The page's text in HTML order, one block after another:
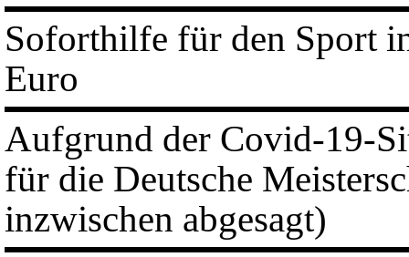
Soforthilfe für den Sport
Euro
Aufgrund der Covid-19-
für die Deutsche
inzwischen abgesagt)